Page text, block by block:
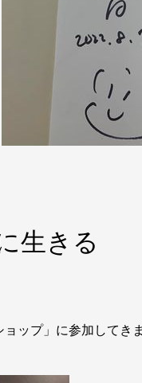
生きる
ョップ」に参加してき